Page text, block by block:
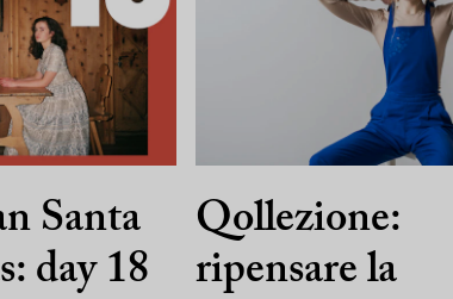
Santa
day 18
Qollezione:
ripensare la